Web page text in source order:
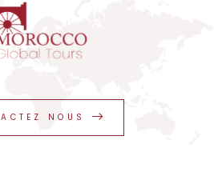
NOUS